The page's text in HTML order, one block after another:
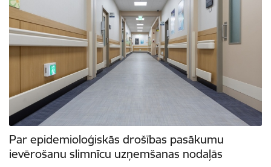
Par epidemioloģiskās drošības pasākumu
ievērošanu slimnīcu uzņemšanas nodaļās